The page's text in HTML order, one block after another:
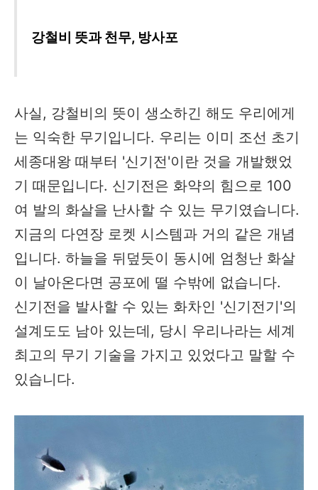
강철비 뜻과 천무, 방사포
사실, 강철비의 뜻이 생소하긴 해도 우리에게
는 익숙한 무기입니다. 우리는 이미 조선 초기
세종대왕 때부터 '신기전'이란 것을 개발했었
기 때문입니다. 신기전은 화약의 힘으로 100
여 발의 화살을 난사할 수 있는 무기였습니다.
지금의 다연장 로켓 시스템과 거의 같은 개념
입니다. 하늘을 뒤덮듯이 동시에 엄청난 화살
이 날아온다면 공포에 떨 수밖에 없습니다.
신기전을 발사할 수 있는 화차인 '신기전기'의
설계도도 남아 있는데, 당시 우리나라는 세계
최고의 무기 기술을 가지고 있었다고 말할 수
있습니다.